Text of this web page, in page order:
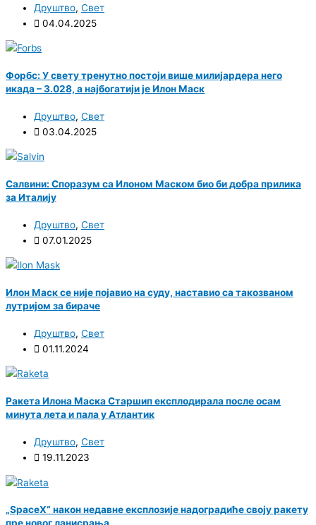
Друштво, Свет
04.04.2025
Форбс: У свету тренутно постоји више милијардера него
икада – 3.028, а најбогатији је Илон Маск
Друштво, Свет
03.04.2025
Салвини: Споразум са Илоном Маском био би добра прилика
за Италију
Друштво, Свет
07.01.2025
Илон Маск се није појавио на суду, наставио са такозваном
лутријом за бираче
Друштво, Свет
01.11.2024
Ракета Илона Маска Старшип експлодирала после осам
минута лета и пала у Атлантик
Друштво, Свет
19.11.2023
„SpaceX“ након недавне експлозије надоградиће своју ракету
пре новог ланисрања